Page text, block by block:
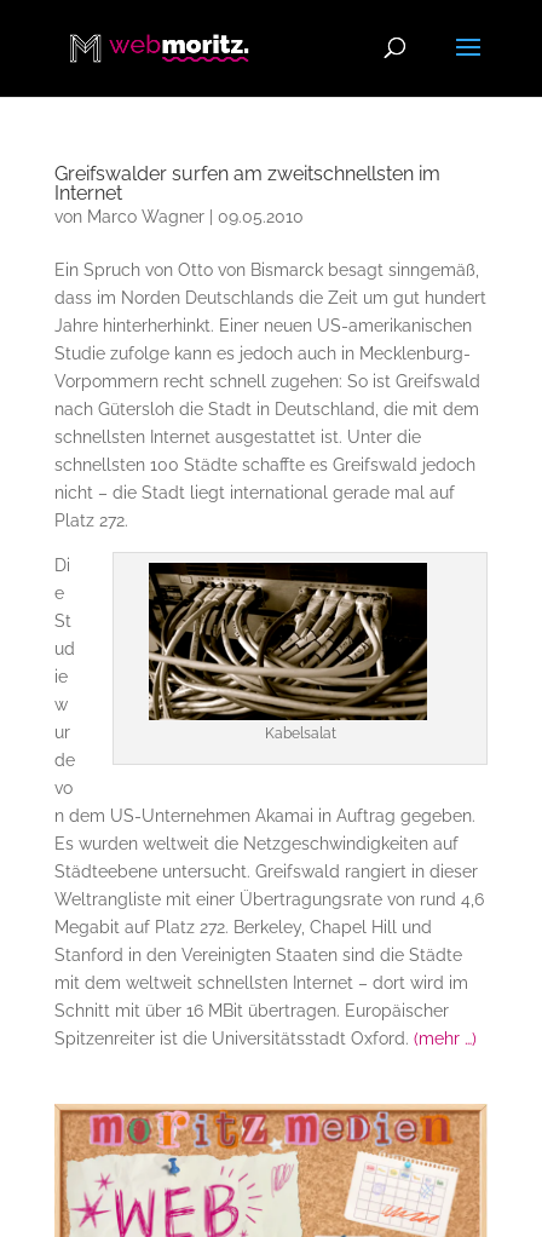
Greifswalder surfen am zweitschnellsten im
Internet
von Marco Wagner| 09.05.2010
Ein Spruch von Otto von Bismarck besagt sinngemäß,
dass im Norden Deutschlands die Zeit um gut hundert
Jahre hinterherhinkt. Einer neuen US-amerikanischen
Studie zufolge kann es jedoch auch in Mecklenburg-
Vorpommern recht schnell zugehen: So ist Greifswald
nach Gütersloh die Stadt in Deutschland, die mit dem
schnellsten Internet ausgestattet ist. Unter die
schnellsten 100 Städte schaffte es Greifswald jedoch
nicht – die Stadt liegt international gerade mal auf
Platz 272.
Kabelsalat
Di
e
St
ud
ie
w
ur
de
vo
n dem US-Unternehmen Akamai in Auftrag gegeben.
Es wurden weltweit die Netzgeschwindigkeiten auf
Städteebene untersucht. Greifswald rangiert in dieser
Weltrangliste mit einer Übertragungsrate von rund 4,6
Megabit auf Platz 272. Berkeley, Chapel Hill und
Stanford in den Vereinigten Staaten sind die Städte
mit dem weltweit schnellsten Internet – dort wird im
Schnitt mit über 16 MBit übertragen. Europäischer
Spitzenreiter ist die Universitätsstadt Oxford. (mehr …)